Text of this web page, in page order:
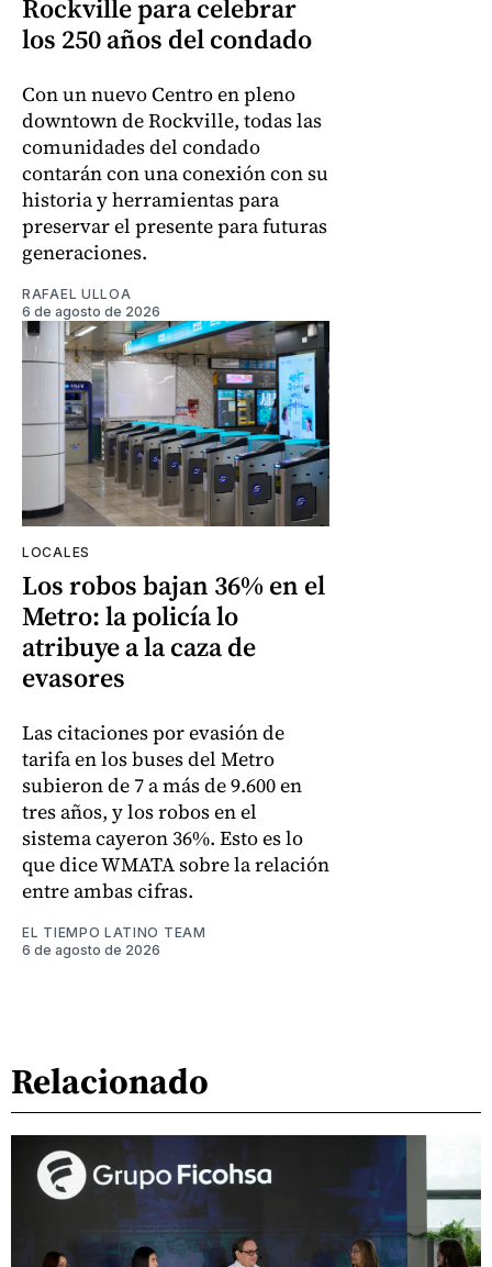
Rockville para celebrar
los 250 años del condado
Con un nuevo Centro en pleno
downtown de Rockville, todas las
comunidades del condado
contarán con una conexión con su
historia y herramientas para
preservar el presente para futuras
generaciones.
RAFAEL ULLOA
6 de agosto de 2026
LOCALES
Los robos bajan 36% en el
Metro: la policía lo
atribuye a la caza de
evasores
Las citaciones por evasión de
tarifa en los buses del Metro
subieron de 7 a más de 9.600 en
tres años, y los robos en el
sistema cayeron 36%. Esto es lo
que dice WMATA sobre la relación
entre ambas cifras.
EL TIEMPO LATINO TEAM
6 de agosto de 2026
Relacionado